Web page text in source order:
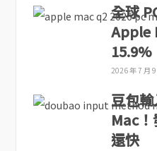
全球
Apple
15.9%
2026 年 7 月
豆包
Mac
還快